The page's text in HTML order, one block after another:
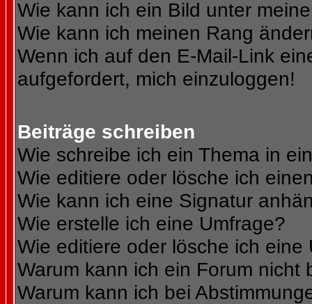
Wie kann ich ein Bild unter
Wie kann ich meinen Rang
Wenn ich auf den E-Mail-Link
aufgefordert, mich einzuloggen!
Beiträge schreiben
Wie schreibe ich ein Thema in
Wie editiere oder lösche ich
Wie kann ich eine Signatur
Wie erstelle ich eine Umfrage?
Wie editiere oder lösche ich eine
Warum kann ich ein Forum nicht
Warum kann ich bei